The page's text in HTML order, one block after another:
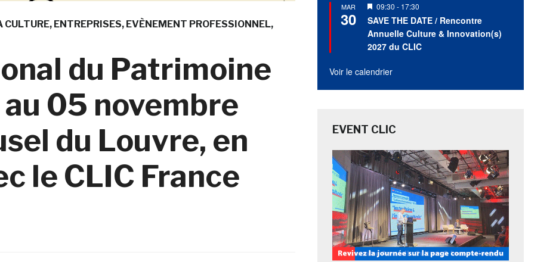
CULTURE ENTREPRISES EVÈNEMENT PROFESSIONNEL
du Patrimoine
05 novembre
du Louvre, en
le CLIC France
MAR
30
Mis
en
avant
09:30 - 17:30
SAVE THE DATE / Rencontre
Annuelle Culture & Innovation(s)
2027 du CLIC
Voir le calendrier
EVENT CLIC